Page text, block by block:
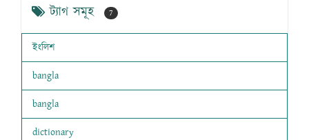
ট্যাগ সমূহ 7
ইংলিশ
bangla
bangla
dictionary